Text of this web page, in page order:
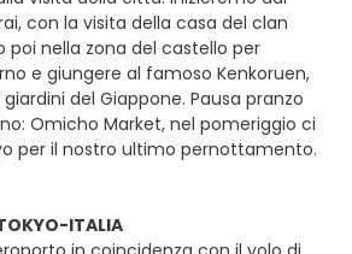
con la visita della casa del clan
poi nella zona del castello per
e giungere al famoso Kenkoruen,
del Giappone. Pausa pranzo
Omicho Market, nel pomeriggio ci
per il nostro ultimo pernottamento.
ITALIA